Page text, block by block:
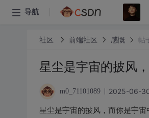
导航
社区 前端社区 感慨 帖
星尘是宇宙的披风
m0_71101089 2025-06-
星尘是宇宙的披风，而你是宇宙